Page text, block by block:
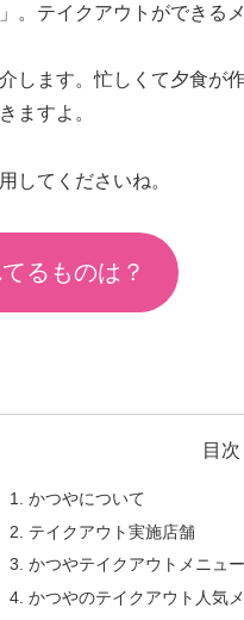
テイクアウトができる
します。忙しくて夕食
ますよ。
してくださいね。
るものは？
目次
かつやについて
テイクアウト実施店舗
かつやテイクアウトメニュ
かつやのテイクアウト人気